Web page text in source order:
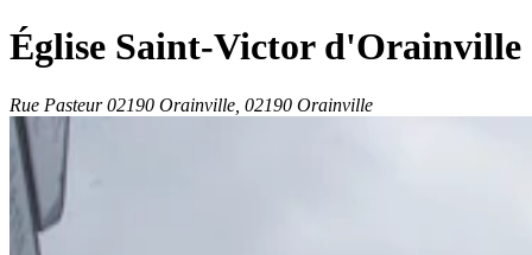
Église Saint-Victor d'Orainville
Rue Pasteur 02190 Orainville, 02190 Orainville